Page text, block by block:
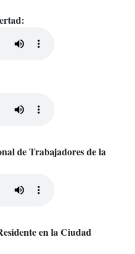
de Trabajadores de la
en la Ciudad